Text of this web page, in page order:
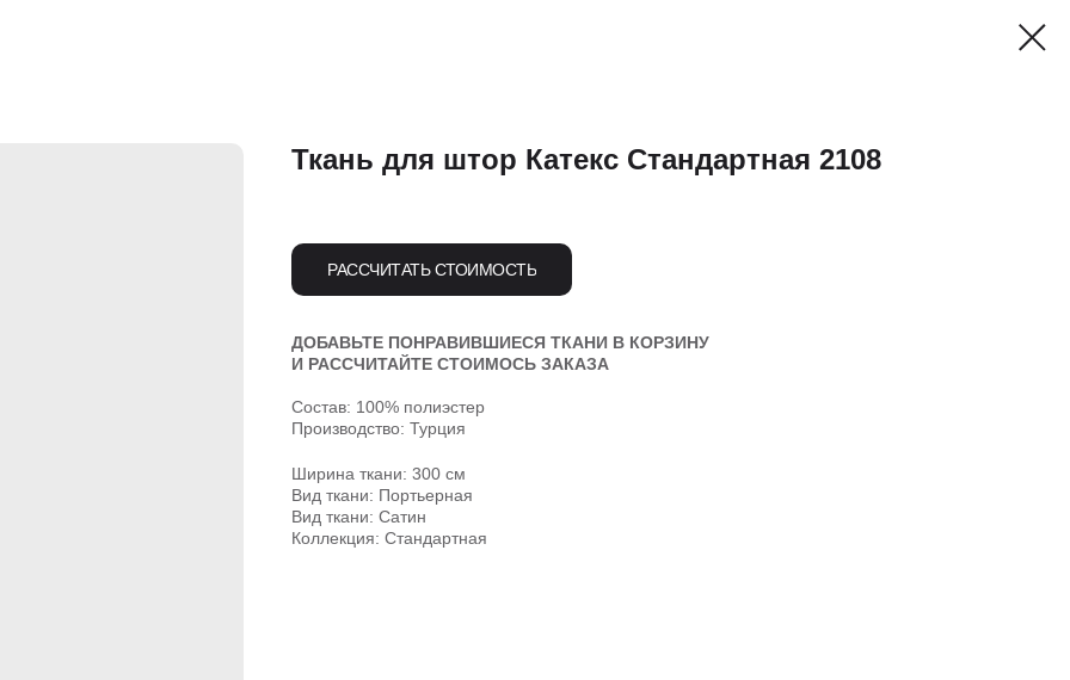
Ткань для штор Катекс Стандартная 2108
РАССЧИТАТЬ СТОИМОСТЬ
ДОБАВЬТЕ ПОНРАВИВШИЕСЯ ТКАНИ В КОРЗИНУ
И РАССЧИТАЙТЕ СТОИМОСЬ ЗАКАЗА
Состав: 100% полиэстер
Производство: Турция
Ширина ткани: 300 см
Вид ткани: Портьерная
Вид ткани: Сатин
Коллекция: Стандартная